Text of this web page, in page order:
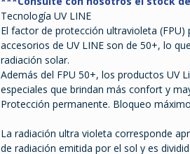
Tecnología UV LINE
El factor de protección ultravioleta
accesorios de UV LINE son de 50+, lo
radiación solar.
Además del FPU 50+, los productos UV
especiales que brindan más confort y
Protección permanente. Bloqueo
La radiación ultra violeta corresponde
de radiación emitida por el sol y es